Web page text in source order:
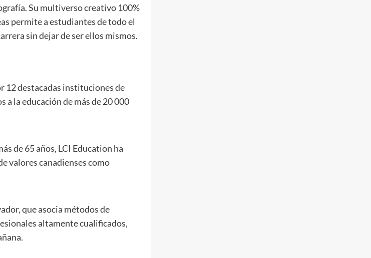
Su multiverso creativo 100%
permite a estudiantes de todo el
sin dejar de ser ellos mismos.
12 destacadas instituciones de
la educación de más de 20 000
de 65 años, LCI Education ha
valores canadienses como
que asocia métodos de
altamente cualificados,